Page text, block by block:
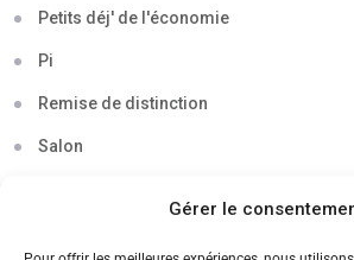
Gérer le
Petits déj' de l'économie
Pi
Remise de distinction
Salon